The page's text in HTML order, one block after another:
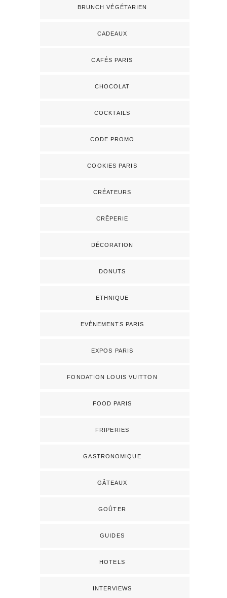
BRUNCH VÉGÉTARIEN
CADEAUX
CAFÉS PARIS
CHOCOLAT
COCKTAILS
CODE PROMO
COOKIES PARIS
CRÉATEURS
CRÊPERIE
DÉCORATION
DONUTS
ETHNIQUE
EVÈNEMENTS PARIS
EXPOS PARIS
FONDATION LOUIS VUITTON
FOOD PARIS
FRIPERIES
GASTRONOMIQUE
GÂTEAUX
GOÛTER
GUIDES
HOTELS
INTERVIEWS